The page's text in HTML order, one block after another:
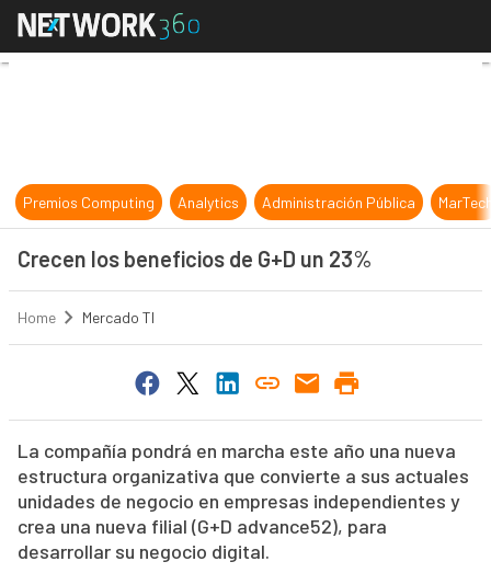
Crecen los beneficios de G+D un
Premios Computing Analytics Administración Pública
Crecen los beneficios de G+D un 23%
Home Mercado TI
La compañía pondrá en marcha este año una nueva
estructura organizativa que convierte a sus actuales
unidades de negocio en empresas independientes y
crea una nueva filial (G+D advance52), para
desarrollar su negocio digital.